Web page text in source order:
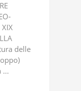
delle
...